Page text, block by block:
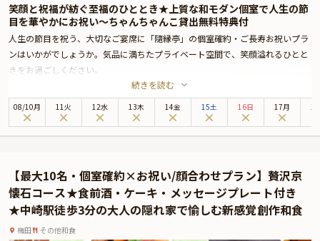
笑顔と祝福が紡ぐ至福のひととき★上質な和モダン個室で人生の節
目を華やかにお祝い〜ちゃんちゃんこ貸出無料特典付
人生の節目を祝う、大切なご宴席に「隨縁亭」の個室確約・ご長寿お祝いプラ
ンはいかがでしょうか。気品に満ちたプライベート空間で、笑顔溢れるひとと
きをお過ごしください。
「隨縁亭」は、大阪駅から西口より徒歩3分、ホテルモントレ大阪8階に位置す
るの日本料理店。アクセス抜群な立地は、幅広い世代が集う場としても安心し
てお選びいただけます。
美しく、祝宴に相応しい、贅沢な美食体験になることでしょう。
さらに特典として、花束とちゃんちゃんこの貸出無料サービスをご用意してお
ります。ホテル内レストランならではの心温まるおもてなしと共に、思い出に
残る素敵な日になることをお約束いたします。
続きを読む
08/10月 11火 12水 13木 14金 15土 16日 17月
【最大10名・個室確約×お祝い/顔合わせプラン】贅沢京
懐石コース★食前酒・ケーキ・メッセージプレート付き
★中崎駅徒歩3分の大人の隠れ家で愉しむ新感覚創作和食
梅田 その他和食